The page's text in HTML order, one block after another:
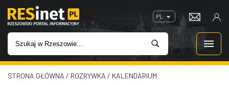
PL
WIADOMOŚCI
STRONA GŁÓWNA / ROZRYWKA / KALENDARIUM